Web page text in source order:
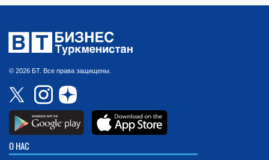
© 2026 БТ. Все права защищены.
О НАС